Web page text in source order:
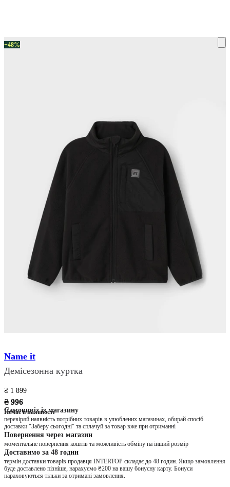
−48%
Name it
Демісезонна куртка
₴ 1 899
₴ 996
Немає в наявності
Самовивіз із магазину
перевіряй наявність потрібних товарів в улюблених магазинах, обирай спосіб
доставки "Заберу сьогодні" та сплачуй за товар вже при отриманні
Повернення через магазин
моментальне повернення коштів та можливість обміну на інший розмір
Доставимо за 48 годин
термін доставки товарів продавця INTERTOP складає до 48 годин. Якщо замовлення
буде доставлено пізніше, нарахуємо ₴200 на вашу бонусну карту. Бонуси
нараховуються тільки за отримані замовлення.